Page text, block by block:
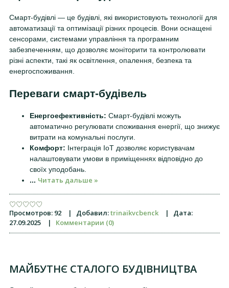
Смарт-будівлі — це будівлі, які використовують технології для
автоматизації та оптимізації різних процесів. Вони оснащені
сенсорами, системами управління та програмним
забезпеченням, що дозволяє моніторити та контролювати
різні аспекти, такі як освітлення, опалення, безпека та
енергоспоживання.
Переваги смарт-будівель
Енергоефективність: Смарт-будівлі можуть
автоматично регулювати споживання енергії, що знижує
витрати на комунальні послуги.
Комфорт: Інтеграція IoT дозволяє користувачам
налаштовувати умови в приміщеннях відповідно до
своїх уподобань.
... Читать дальше »
Просмотров: 92 | Добавил:trinaikvcbenck |
Дата:
27.09.2025
| Комментарии (0)
МАЙБУТНЄ СТАЛОГО БУДІВНИЦТВА